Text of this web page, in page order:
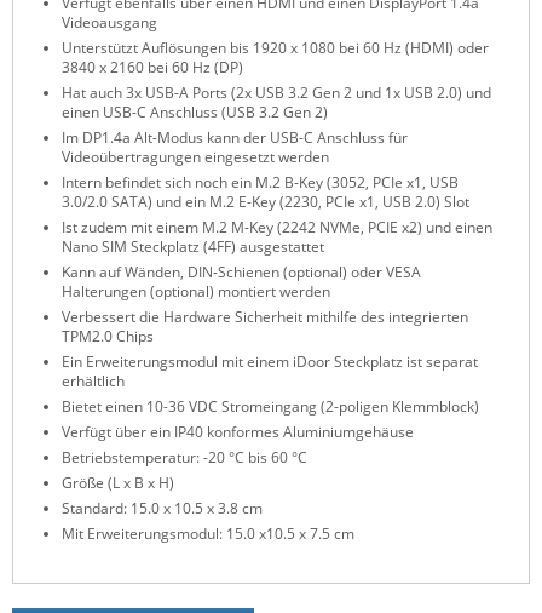
Videoausgang
Unterstützt Auflösungen bis 1920 x 1080 bei 60 Hz (HDMI) oder
3840 x 2160 bei 60 Hz (DP)
Hat auch 3x USB-A Ports (2x USB 3.2 Gen 2 und 1x USB 2.0) und
einen USB-C Anschluss (USB 3.2 Gen 2)
Im DP1.4a Alt-Modus kann der USB-C Anschluss für
Videoübertragungen eingesetzt werden
Intern befindet sich noch ein M.2 B-Key (3052, PCIe x1, USB
3.0/2.0 SATA) und ein M.2 E-Key (2230, PCIe x1, USB 2.0) Slot
Ist zudem mit einem M.2 M-Key (2242 NVMe, PCIE x2) und einen
Nano SIM Steckplatz (4FF) ausgestattet
Kann auf Wänden, DIN-Schienen (optional) oder VESA
Halterungen (optional) montiert werden
Verbessert die Hardware Sicherheit mithilfe des integrierten
TPM2.0 Chips
Ein Erweiterungsmodul mit einem iDoor Steckplatz ist separat
erhältlich
Bietet einen 10-36 VDC Stromeingang (2-poligen Klemmblock)
Verfügt über ein IP40 konformes Aluminiumgehäuse
Betriebstemperatur: -20 °C bis 60 °C
Größe (L x B x H)
Standard: 15.0 x 10.5 x 3.8 cm
Mit Erweiterungsmodul: 15.0 x10.5 x 7.5 cm